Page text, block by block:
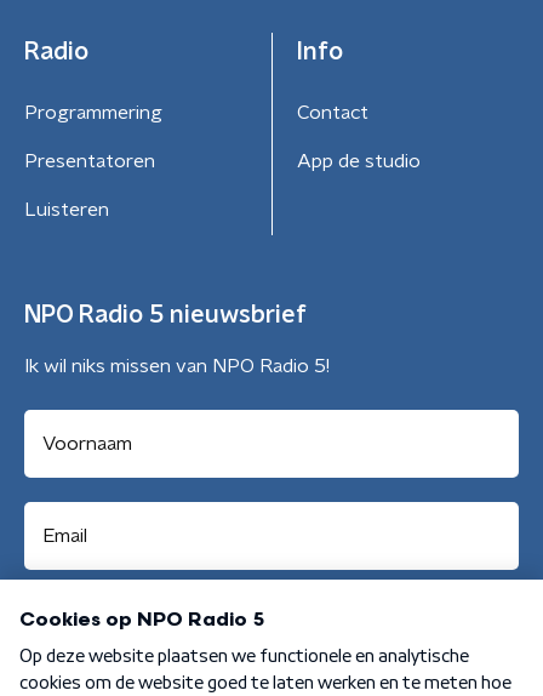
Radio
Programmering
Presentatoren
Luisteren
Info
Contact
App de studio
NPO Radio 5 nieuwsbrief
Ik wil niks missen van NPO Radio 5!
Aanmelden